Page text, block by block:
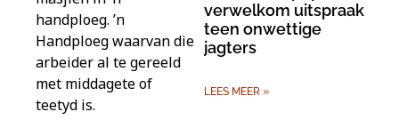
handploeg. ’n
Handploeg waarvan die
arbeider al te gereeld
met middagete of
teetyd is.
verwelkom uitspraak
teen onwettige
jagters
LEES MEER »